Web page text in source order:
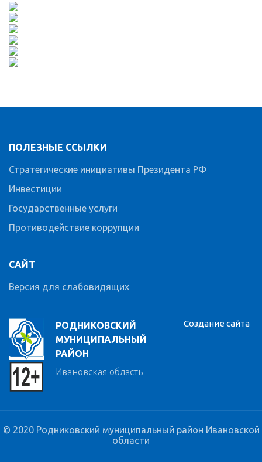
РОДНИКОВСКИЙ
МУНИЦИПАЛЬНЫЙ
РАЙОН
Ивановская область
ПОЛЕЗНЫЕ ССЫЛКИ
Стратегические инициативы Президента РФ
Инвестиции
Государственные услуги
Противодействие коррупции
САЙТ
Версия для слабовидящих
Создание сайта
© 2020 Родниковский муниципальный район Ивановской
области